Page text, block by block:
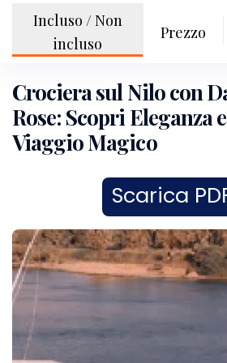
Incluso / Non
incluso
Prezzo
Crociera sul Nilo con
Rose: Scopri Eleganza
Viaggio Magico
Scarica